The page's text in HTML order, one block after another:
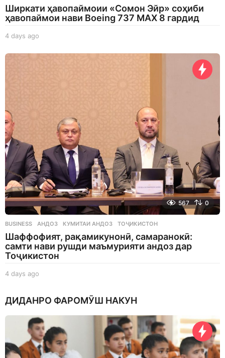
Ширкати ҳавопаймоии «Сомон Эйр» соҳиби
ҳавопаймои нави Boeing 737 MAX 8 гардид
4 days ago
a
567 0
BUSINESS АНДОЗ ,КУМИТАИ АНДОЗ ,ТОҶИКИСТОН
Шаффофият, рақамикунонӣ, самаранокӣ:
самти нави рушди маъмурияти андоз дар
Тоҷикистон
4 days ago
y
a
g
o
ДИДАНРО ФАРОМӮШ НАКУН